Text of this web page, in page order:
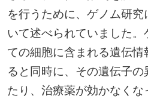
を行うために、ゲノム研
いて述べられていました
ての細胞に含まれる遺伝情
ると同時に、その遺伝子
たり、治療薬が効かなく